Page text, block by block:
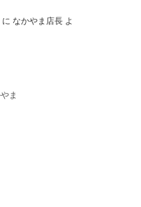
に なかやま店長 よ